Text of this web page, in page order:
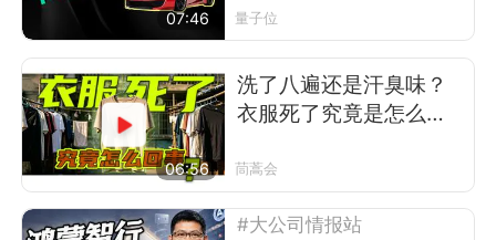
07:46 量子位
06:56
洗了八遍还是汗臭味？
衣服死了究竟是怎么回
茼蒿会
#大公司情报站